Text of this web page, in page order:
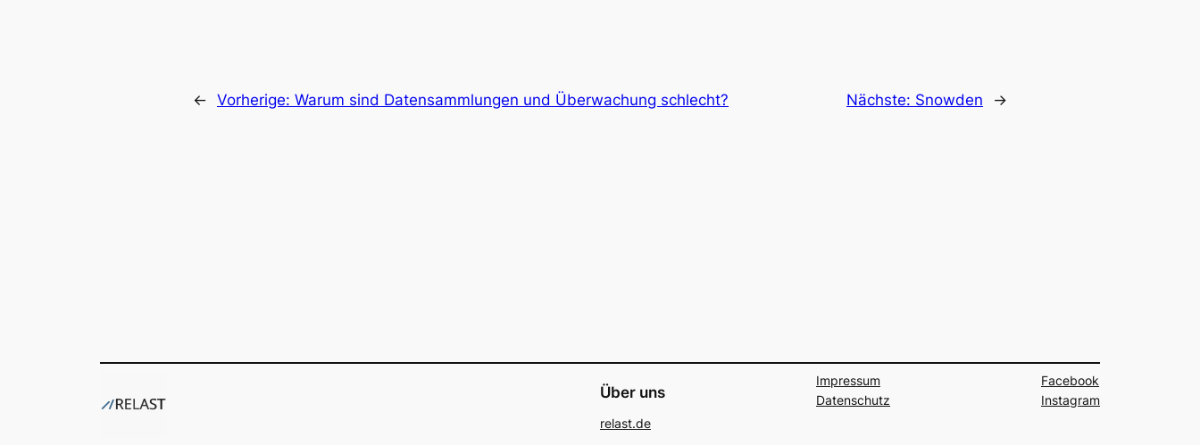
← Vorherige: Warum sind Datensammlungen und Überwachung schlecht? Nächste: Snowden →
Über uns
relast.de
Impressum
Datenschutz
Facebook
Instagram